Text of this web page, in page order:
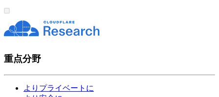
重点分野
よりプライベートに